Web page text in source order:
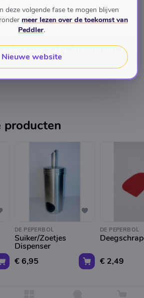
25 gram zwart met goud opdruk
producten
DE PEPERBOL
Suiker/Zoetjes
Dispenser
€ 6,95
DE PEPERBOL
€ 2,49
deze volgende fase te mogen blijven
meer lezen over de toekomst van
Peddler.
Nieuwe website